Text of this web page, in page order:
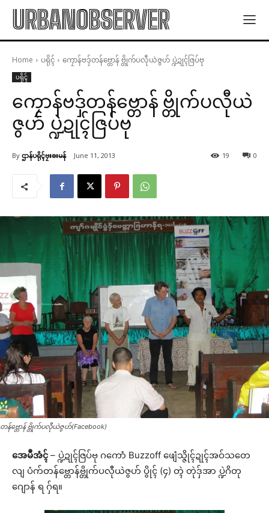
URBANOBSERVER
Home ပရိုၚ် ကၠောန်ဗဒှ်တန်ဗ္တောန် ဗ္တိုက်ပလီုယဲဇွဟ် ပ္ဍဲဍုၚ်ဇြပ်ဗု
ပရိုၚ်
ကၠောန်ဗဒှ်တန်ဗ္တောန် ဗ္တိုက်ပလီုယဲ
ဇွဟ် ပ္ဍဲဍုၚ်ဇြပ်ဗု
By ဌာန်ပရိုၚ်ဗၠးၜးမန် June 11, 2013 0
19
တန်ဗ္တောန် ဗ္တိုက်ပလီုယဲဇွဟ်(Facebook)
အေမဳအံၚ် – ပ္ဍဲဍုၚ်ဇြပ်ဗု ဂကောံ Buzzoff ဖျေံသ္ဇိုၚ်ဍုၚ်အဝ်သတေ
လျ ပံက်တန်ဗ္တောန်ဗ္တိုက်ပလီုယဲဇွဟ် ပွိုၚ် (၄) တ္ၚဲ တုဲဒှ်အာ ပ္ဍဲဂိတု
ဂျောန် ရ ဂှ်ရ။